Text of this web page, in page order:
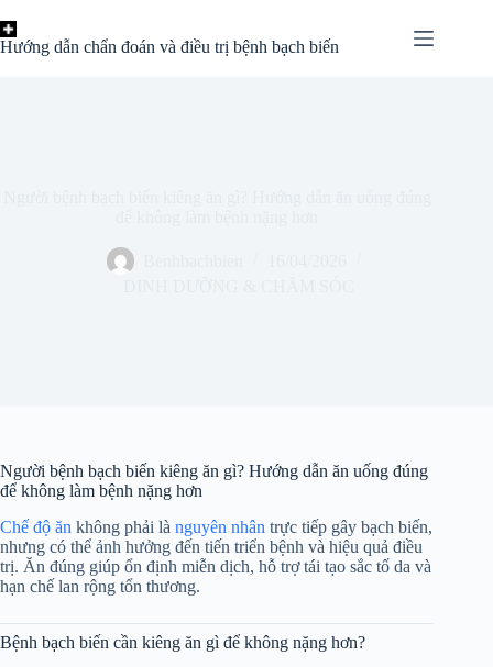
đến
phần
Hướng dẫn chẩn đoán và điều trị bệnh bạch biến
Người bệnh bạch biến kiêng ăn gì? Hướng dẫn ăn uống đúng
để không làm bệnh nặng hơn
Chế độ ăn không phải là nguyên nhân trực tiếp gây bạch biến,
nhưng có thể ảnh hưởng đến tiến triển bệnh và hiệu quả điều
trị. Ăn đúng giúp ổn định miễn dịch, hỗ trợ tái tạo sắc tố da và
hạn chế lan rộng tổn thương.
Bệnh bạch biến cần kiêng ăn gì để không nặng hơn?